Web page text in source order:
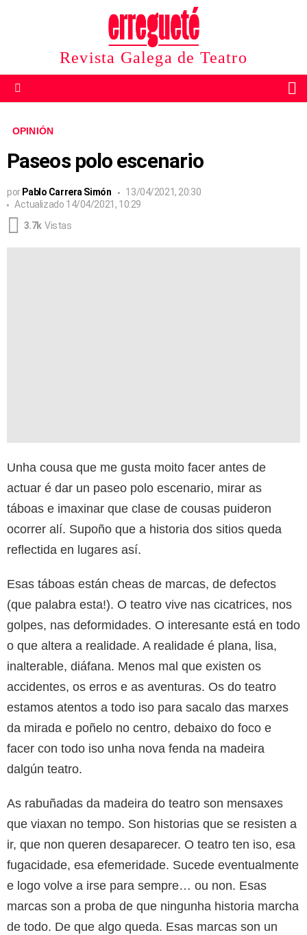
Revista Galega de Teatro
OPINIÓN
Paseos polo escenario
por Pablo Carrera Simón
13/04/2021, 20:30
Actualizado 14/04/2021, 10:29
3.7k Vistas
Unha cousa que me gusta moito facer antes de
actuar é dar un paseo polo escenario, mirar as
táboas e imaxinar que clase de cousas puideron
ocorrer alí. Supoño que a historia dos sitios queda
reflectida en lugares así.
Esas táboas están cheas de marcas, de defectos
(que palabra esta!). O teatro vive nas cicatrices, nos
golpes, nas deformidades. O interesante está en todo
o que altera a realidade. A realidade é plana, lisa,
inalterable, diáfana. Menos mal que existen os
accidentes, os erros e as aventuras. Os do teatro
estamos atentos a todo iso para sacalo das marxes
da mirada e poñelo no centro, debaixo do foco e
facer con todo iso unha nova fenda na madeira
dalgún teatro.
As rabuñadas da madeira do teatro son mensaxes
que viaxan no tempo. Son historias que se resisten a
ir, que non queren desaparecer. O teatro ten iso, esa
fugacidade, esa efemeridade. Sucede eventualmente
e logo volve a irse para sempre… ou non. Esas
marcas son a proba de que ningunha historia marcha
de todo. De que algo queda. Esas marcas son un